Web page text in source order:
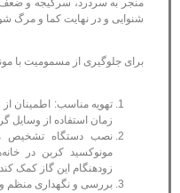
منجر به سردرد، سرگیجه و ضعف،
شنوایی و در نهایت کما و مرگ
برای جلوگیری از مسمومیت با
تهویه مناسب: اطمینان
زمان استفاده از وسایل
نصب دستگاه‌ تشخیص
مونوکسید کربن در
زودهنگام این گاز کمک کند.
بررسی و نگهداری منظم